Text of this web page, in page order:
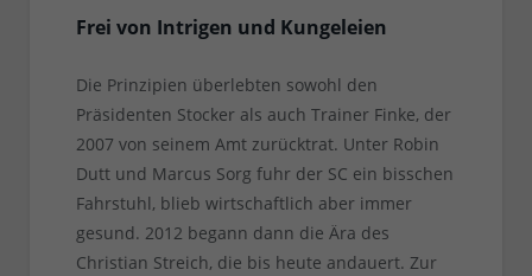
Frei von Intrigen und Kungeleien
Die Prinzipien überlebten sowohl den
Präsidenten Stocker als auch Trainer Finke, der
2007 von seinem Amt zurücktrat. Unter Robin
Dutt und Marcus Sorg fuhr der SC ein bisschen
Fahrstuhl, blieb wirtschaftlich aber immer
gesund. 2012 begann dann die Ära des
Christian Streich, die bis heute andauert. Zur